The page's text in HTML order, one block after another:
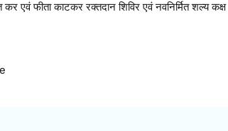
एवं फीता काटकर रक्तदान शिविर एवं नवनिर्मित शल्य कक्ष